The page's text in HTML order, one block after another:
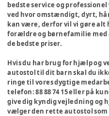
bedste service og
ved hvor omstændigt, dyrt,
kan være, derfor vil vi gøre alt
forældre og børnefamilie med
de bedste priser.
Hvis du har brug for hjælp og
autostol til dit barn skal du
ringe til vores dygtige
telefon: 88 88 74 15 eller på
give dig kyndig vejledning og
vælger den rette autostol som